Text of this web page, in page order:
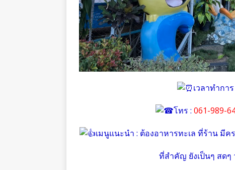
เวลาทำกา
โทร : 061-989-
เมนูแนะนำ : ต้องอาหารทะเล ที่ร้าน มีค
ที่สำคัญ ยังเป็นๆ สดๆ